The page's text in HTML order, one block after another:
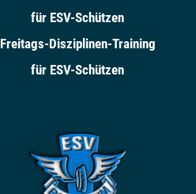
für ESV-Schützen
Freitags-Disziplinen-Training
für ESV-Schützen